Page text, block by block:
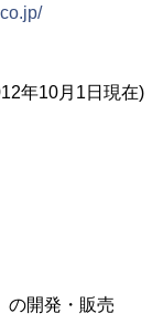
年10月1日現在)
開発・販売